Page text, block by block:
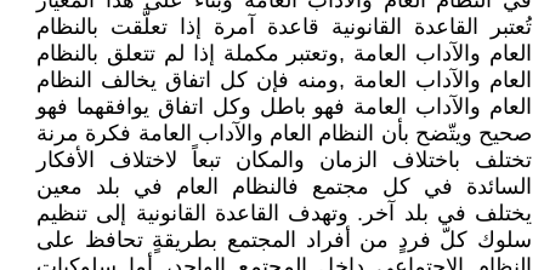
تُعتبر القاعدة القانونية قاعدة آمرة إذا تعلَّقت بالنظام
العام والآداب العامة ,وتعتبر مكملة إذا لم تتعلق بالنظام
العام والآداب العامة ,ومنه فإن كل اتفاق يخالف النظام
العام والآداب العامة فهو باطل وكل اتفاق يوافقهما فهو
صحيح ويتّضح بأن النظام العام والآداب العامة فكرة مرنة
تختلف باختلاف الزمان والمكان تبعاً لاختلاف الأفكار
السائدة في كل مجتمع فالنظام العام في بلد معين
يختلف في بلد آخر. وتهدف القاعدة القانونية إلى تنظيم
سلوك كلّ فردٍ من أفراد المجتمع بطريقةٍ تحافظ على